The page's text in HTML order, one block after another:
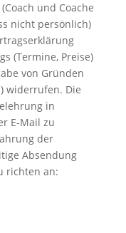
und Coache
nicht persönlich)
(Termine, Preise)
von Gründen
widerrufen. Die
in
E-Mail zu
der
Absendung
richten an: